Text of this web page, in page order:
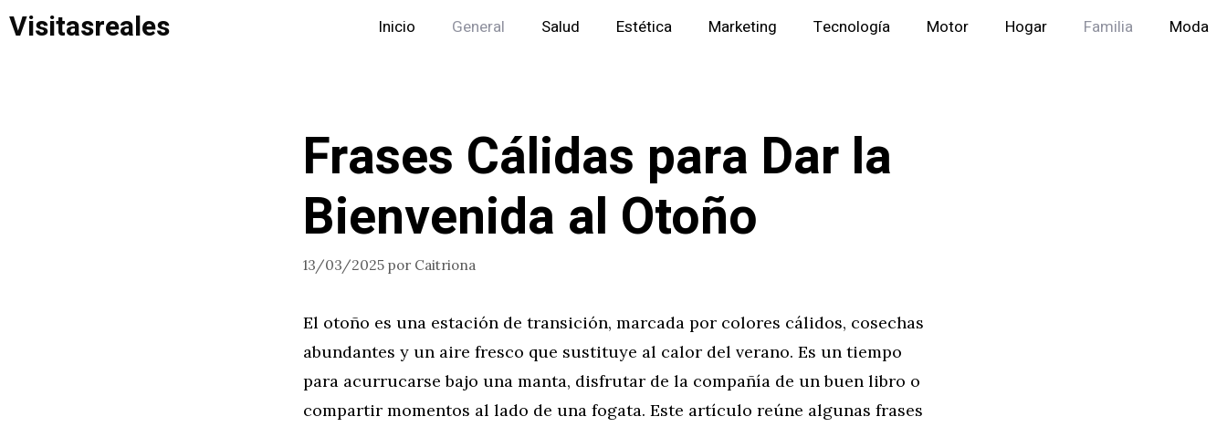
Saltar
Visitasreales Inicio General Salud Estética Marketing Tecnología Motor Hogar Familia Moda
Frases Cálidas para Dar la
Bienvenida al Otoño
13/03/2025 por Caitriona
El otoño es una estación de transición, marcada por colores cálidos, cosechas
abundantes y un aire fresco que sustituye al calor del verano. Es un tiempo
para acurrucarse bajo una manta, disfrutar de la compañía de un buen libro o
compartir momentos al lado de una fogata. Este artículo reúne algunas frases